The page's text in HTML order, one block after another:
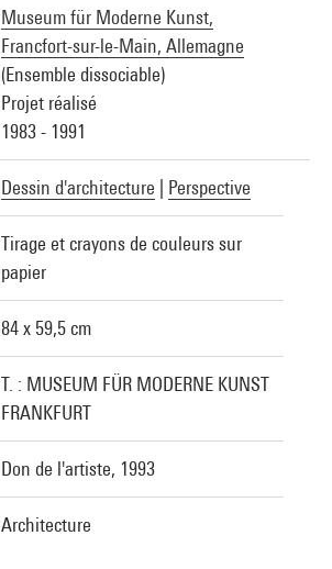
Museum für Moderne Kunst,
Francfort-sur-le-Main, Allemagne
(Ensemble dissociable)
Projet réalisé
1983 - 1991
Dessin d'architecture Perspective
Tirage et crayons de couleurs sur
papier
84 x 59,5 cm
T. : MUSEUM FÜR MODERNE KUNST
FRANKFURT
Don de l'artiste, 1993
Architecture